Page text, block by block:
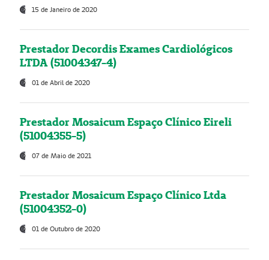
15 de Janeiro de 2020
Prestador Decordis Exames Cardiológicos
LTDA (51004347-4)
01 de Abril de 2020
Prestador Mosaicum Espaço Clínico Eireli
(51004355-5)
07 de Maio de 2021
Prestador Mosaicum Espaço Clínico Ltda
(51004352-0)
01 de Outubro de 2020